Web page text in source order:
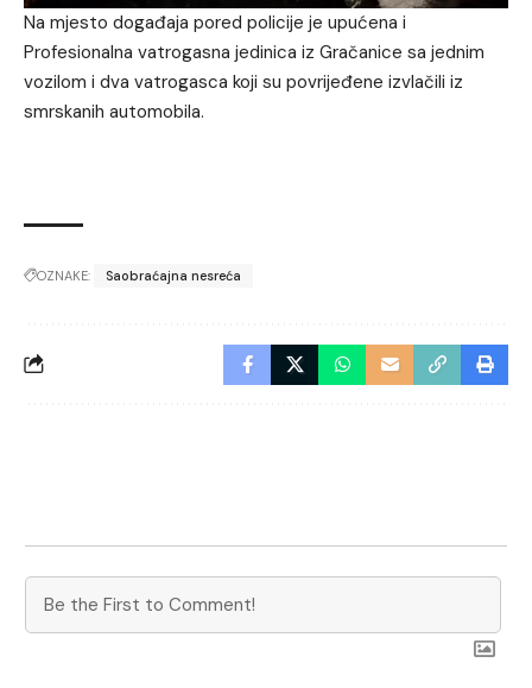
Na mjesto događaja pored policije je upućena i
Profesionalna vatrogasna jedinica iz Gračanice sa jednim
vozilom i dva vatrogasca koji su povrijeđene izvlačili iz
smrskanih automobila.
OZNAKE: Saobraćajna nesreća